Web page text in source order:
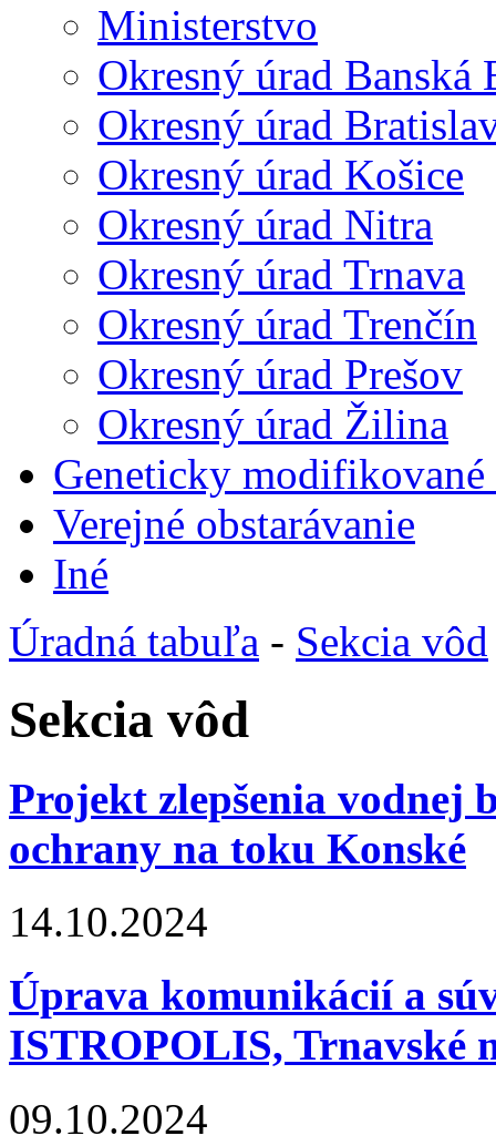
Ministerstvo
Okresný úrad Banská
Okresný úrad
Okresný úrad Košice
Okresný úrad Nitra
Okresný úrad Trnava
Okresný úrad Trenčín
Okresný úrad Prešov
Okresný úrad Žilina
Geneticky
Verejné obstarávanie
Iné
Úradná tabuľa - Sekcia vôd
Sekcia vôd
Projekt zlepšenia vodnej
ochrany na toku Konské
14.10.2024
Úprava komunikácií a
ISTROPOLIS, Trnavské
09.10.2024